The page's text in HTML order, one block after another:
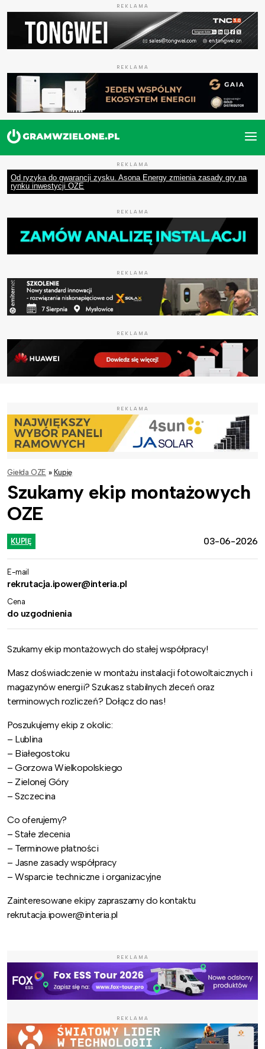
REKLAMA
REKLAMA
REKLAMA
Od ryzyka do gwarancji zysku. Asona Energy zmienia zasady gry na
rynku inwestycji OZE
REKLAMA
REKLAMA
REKLAMA
REKLAMA
Giełda OZE » Kupię
Szukamy ekip montażowych
OZE
KUPIĘ 03-06-2026
E-mail
rekrutacja.ipower@interia.pl
Cena
do uzgodnienia
Szukamy ekip montażowych do stałej współpracy!
Masz doświadczenie w montażu instalacji fotowoltaicznych i
magazynów energii? Szukasz stabilnych zleceń oraz
terminowych rozliczeń? Dołącz do nas!
Poszukujemy ekip z okolic:
– Lublina
– Białegostoku
– Gorzowa Wielkopolskiego
– Zielonej Góry
– Szczecina
Co oferujemy?
– Stałe zlecenia
– Terminowe płatności
– Jasne zasady współpracy
– Wsparcie techniczne i organizacyjne
Zainteresowane ekipy zapraszamy do kontaktu
rekrutacja.ipower@interia.pl
REKLAMA
REKLAMA